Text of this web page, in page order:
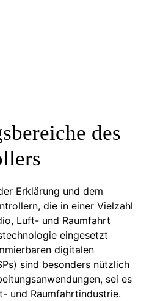
des
Erklärung und dem
die in einer Vielzahl
Luft- und Raumfahrt
eingesetzt
digitalen
sind besonders nützlich
sei es
und Raumfahrtindustrie.